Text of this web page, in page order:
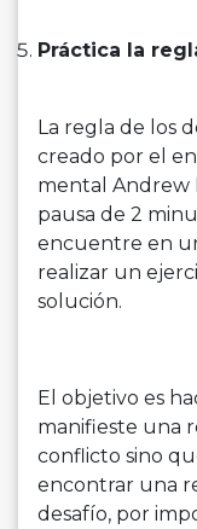
Práctica la
La regla de los
creado por el
mental Andrew
pausa de 2
encuentre en
realizar un
solución.
El objetivo es
manifieste una
conflicto sino
encontrar una
desafío, por